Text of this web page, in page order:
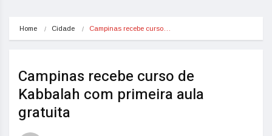
Home Cidade Campinas recebe curso…
Campinas recebe curso de
Kabbalah com primeira aula
gratuita